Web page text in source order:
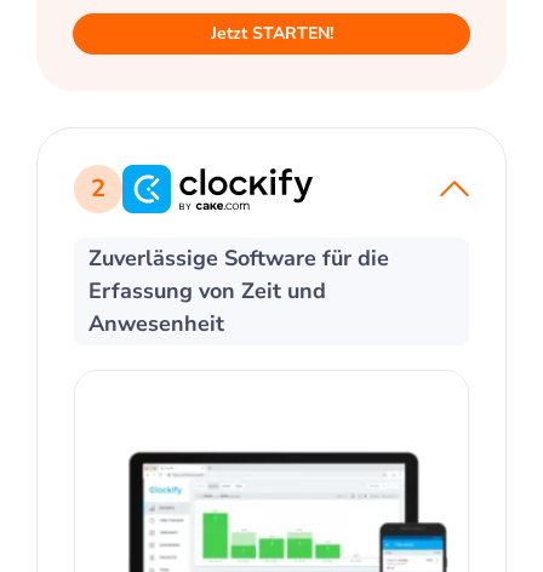
Jetzt STARTEN!
2
Zuverlässige Software für die
Erfassung von Zeit und
Anwesenheit